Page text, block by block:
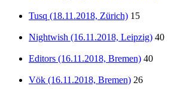
Tusq (18.11.2018, Zürich) 15
Nightwish (16.11.2018, Leipzig) 40
Editors (16.11.2018, Bremen) 40
Vök (16.11.2018, Bremen) 26